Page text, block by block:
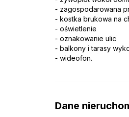
- zagospodarowana
- kostka brukowa na
- oświetlenie
- oznakowanie ulic
- balkony i tarasy
- wideofon.
Dane